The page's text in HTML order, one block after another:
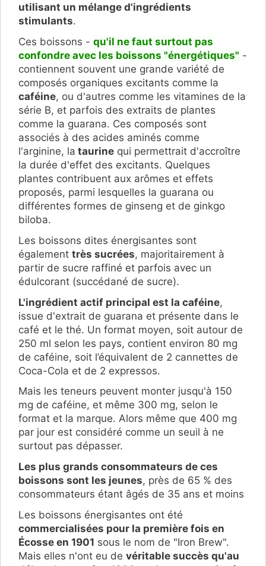
utilisant un mélange d'ingrédients
stimulants.
Ces boissons - qu'il ne faut surtout pas
confondre avec les boissons "énergétiques" -
contiennent souvent une grande variété de
composés organiques excitants comme la
caféine, ou d'autres comme les vitamines de la
série B, et parfois des extraits de plantes
comme la guarana. Ces composés sont
associés à des acides aminés comme
l'arginine, la taurine qui permettrait d'accroître
la durée d'effet des excitants. Quelques
plantes contribuent aux arômes et effets
proposés, parmi lesquelles la guarana ou
différentes formes de ginseng et de ginkgo
biloba.
Les boissons dites énergisantes sont
également très sucrées, majoritairement à
partir de sucre raffiné et parfois avec un
édulcorant (succédané de sucre).
L'ingrédient actif principal est la caféine,
issue d'extrait de guarana et présente dans le
café et le thé. Un format moyen, soit autour de
250 ml selon les pays, contient environ 80 mg
de caféine, soit l’équivalent de 2 cannettes de
Coca-Cola et de 2 expressos.
Mais les teneurs peuvent monter jusqu'à 150
mg de caféine, et même 300 mg, selon le
format et la marque. Alors même que 400 mg
par jour est considéré comme un seuil à ne
surtout pas dépasser.
Les plus grands consommateurs de ces
boissons sont les jeunes, près de 65 % des
consommateurs étant âgés de 35 ans et moins
Les boissons énergisantes ont été
commercialisées pour la première fois en
Écosse en 1901 sous le nom de "Iron Brew".
Mais elles n'ont eu de véritable succès qu'au